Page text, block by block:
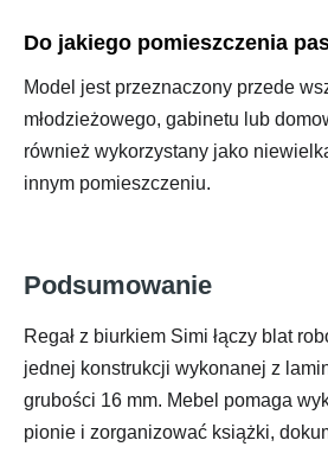
Do jakiego pomieszczenia
Model jest przeznaczony przede
młodzieżowego, gabinetu lub
również wykorzystany jako
innym pomieszczeniu.
Podsumowanie
Regał z biurkiem Simi łączy blat
jednej konstrukcji wykonanej z
grubości 16 mm. Mebel pomaga
pionie i zorganizować książki,